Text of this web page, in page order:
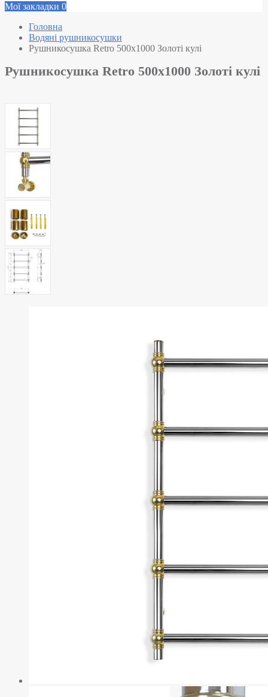
Мої закладки 0
Головна
Водяні рушникосушки
Рушникосушка Retro 500х1000 Золоті кулі
Рушникосушка Retro 500х1000 Золоті кулі